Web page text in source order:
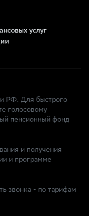
услуг
РФ. Для быстрого
голосовому
пенсионный фонд
и получения
и программе
звонка - по тарифам